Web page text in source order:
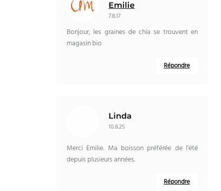
Emilie
7.8.17
Bonjour, les graines de chia se trouvent en
magasin bio
Répondre
Linda
10.8.25
Merci Emilie. Ma boisson préférée de l’été
depuis plusieurs années.
Répondre